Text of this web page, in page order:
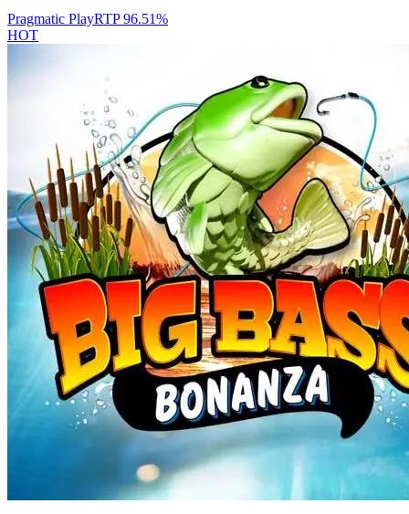
Pragmatic PlayRTP96.51%
HOT